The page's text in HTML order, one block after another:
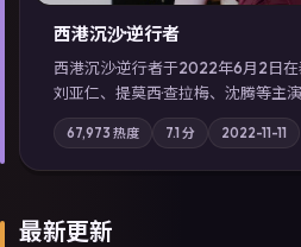
西港沉沙·逆行者
西港沉沙·逆行者于2022年6月2日
刘亚仁、提莫西·查拉梅、沈腾等主
失踪人口档案牵出跨国灰色产业链
站内亦可通过「国产免费观看高清
型高分佳作，畅享高清在线追剧体
67,973 热度 7.1分 2022-11-11
最新更新